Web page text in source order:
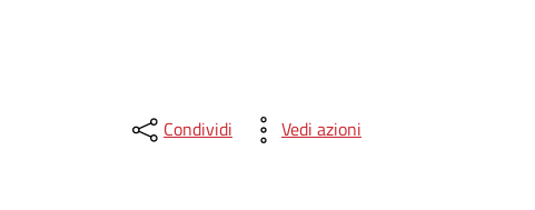
Condividi Vedi azioni